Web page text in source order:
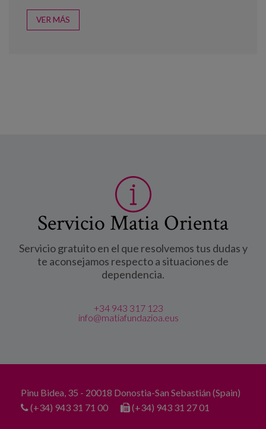
VER MÁS
Servicio Matia Orienta
Servicio gratuito en el que resolvemos tus dudas y
te aconsejamos respecto a situaciones de
dependencia.
+34 943 317 123
info@matiafundazioa.eus
Pinu Bidea, 35 - 20018 Donostia-San Sebastián (Spain)
(+34) 943 31 71 00
(+34) 943 31 27 01